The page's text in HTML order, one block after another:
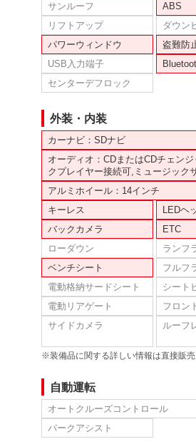
サンルーフ
ABS
リフトアップ
ダウン
パワーウィンドウ
盗難防
USB入力端子
センターデフロック
外装・内装
カーナビ：SDナビ
オーディオ：CDまたはCDチェン
クプレイヤー接続可,ミュージック
アルミホイール：14インチ
キーレス
LEDヘ
バックカメラ
ETC
ローダウン
ランフ
ベンチシート
フルフ
電動格納サードシート
シート
電動リアゲート
フロン
サイドカメラ
ルーフ
※装備品に関する詳しい情報は直接販売
自動運転
オートクルーズコントロール
パークアシスト